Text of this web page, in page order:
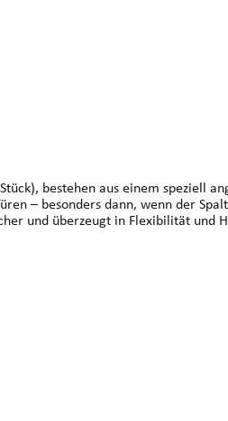
– besonders dann, wenn der